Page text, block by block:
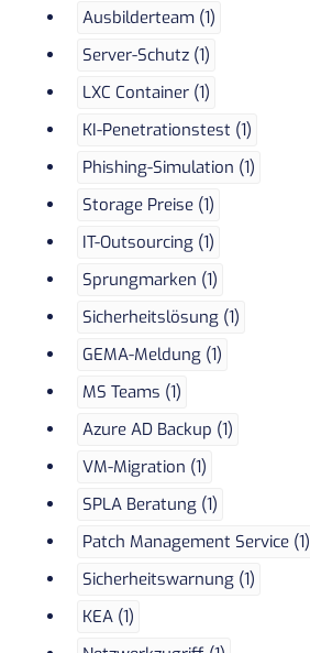
Ausbilderteam (1)
Server-Schutz (1)
LXC Container (1)
KI-Penetrationstest (1)
Phishing-Simulation (1)
Storage Preise (1)
IT-Outsourcing (1)
Sprungmarken (1)
Sicherheitslösung (1)
GEMA-Meldung (1)
MS Teams (1)
Azure AD Backup (1)
VM-Migration (1)
SPLA Beratung (1)
Patch Management Service (1)
Sicherheitswarnung (1)
KEA (1)